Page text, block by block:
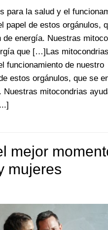
para la salud y el
papel de estos orgánulos,
energía. Nuestras
que […]Las mitocondrias
funcionamiento de nuestro
estos orgánulos, que se
mitocondrias
mejor
mujeres